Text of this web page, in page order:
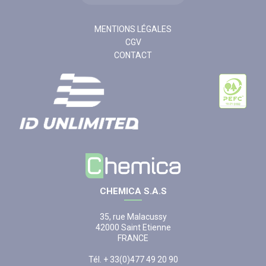
MENTIONS LÉGALES
CGV
CONTACT
CHEMICA S.A.S
35, rue Malacussy
42000 Saint Etienne
FRANCE
Tél. + 33(0)477 49 20 90